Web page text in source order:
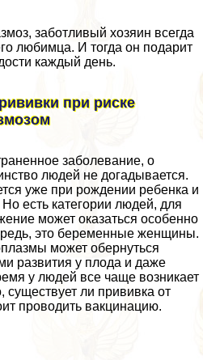
заботливый хозяин всегда
любимца. И тогда он подарит
каждый день.
при риске
заболевание, о
людей не догадывается.
уже при рождении ребенка и
есть категории людей, для
может оказаться особенно
это беременные женщины.
может обернуться
развития у плода и даже
у людей все чаще возникает
существует ли прививка от
проводить вакцинацию.